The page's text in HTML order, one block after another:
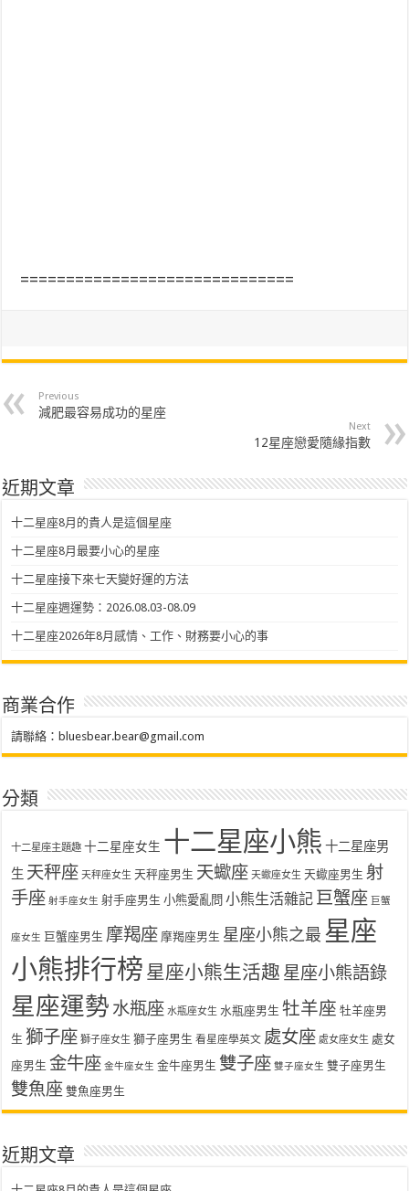
==============================
Previous
減肥最容易成功的星座
Next
12星座戀愛隨緣指數
近期文章
十二星座8月的貴人是這個星座
十二星座8月最要小心的星座
十二星座接下來七天變好運的方法
十二星座週運勢：2026.08.03-08.09
十二星座2026年8月感情、工作、財務要小心的事
商業合作
請聯絡：bluesbear.bear@gmail.com
分類
十二星座主題趣 十二星座女生 十二星座小熊 十二星座男
生 天秤座 天秤座女生 天秤座男生 天蠍座 天蠍座女生 天蠍座男生 射
手座 射手座女生 射手座男生 小熊愛亂問 小熊生活雜記 巨蟹座 巨蟹
座女生 巨蟹座男生 摩羯座 摩羯座男生 星座小熊之最 星座
小熊排行榜 星座小熊生活趣 星座小熊語錄
星座運勢 水瓶座 水瓶座女生 水瓶座男生 牡羊座 牡羊座男
生 獅子座 獅子座女生 獅子座男生 看星座學英文 處女座 處女座女生 處女
座男生 金牛座 金牛座女生 金牛座男生 雙子座 雙子座女生 雙子座男生
雙魚座 雙魚座男生
近期文章